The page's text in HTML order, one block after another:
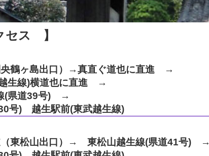
セス 】
鶴ヶ島出口）→真直ぐ道也に直進 →
生線)横道也に直進 →
(県道39号) →
号) 越生駅前(東武越生線)
東松山出口）→ 東松山越生線(県道41号) →